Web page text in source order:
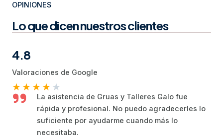
OPINIONES
Lo que dicen nuestros clientes
4.8
Valoraciones de Google
★★★★ ★
La asistencia de Gruas y Talleres Galo fue
rápida y profesional. No puedo agradecerles lo
suficiente por ayudarme cuando más lo
necesitaba.